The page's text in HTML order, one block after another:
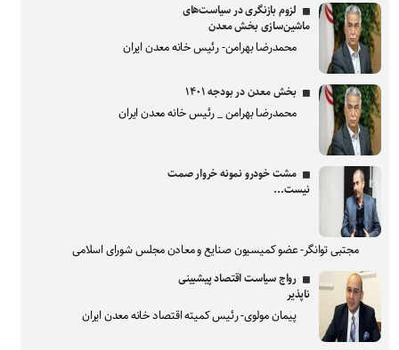
لزوم بازنگری در سیاست‌های
ماشین‌سازی بخش معدن
محمدرضا بهرامن- رئیس خانه معدن ایران
بخش معدن در بودجه ۱۴۰۱
محمدرضا بهرامن _ رئیس خانه معدن ایران
مشت خودرو نمونه خروار صمت
نیست...
مجتبی توانگر- عضو کمیسیون صنایع و معادن مجلس شورای اسلامی
رواج سیاست اقتصاد پیشبینی
ناپذیر
پیمان مولوی- رئیس کمیته اقتصاد خانه معدن ایران